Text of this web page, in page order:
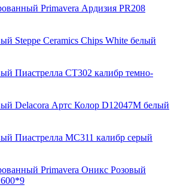
Primavera Ардизия PR208
Steppe Ceramics Chips White белый
Пиастрелла СТ302 калибр темно-
Delacora Артс Колор D12047M белый
Пиастрелла МС311 калибр серый
Primavera Оникс Розовый